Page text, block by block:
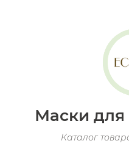
Маски для
Каталог